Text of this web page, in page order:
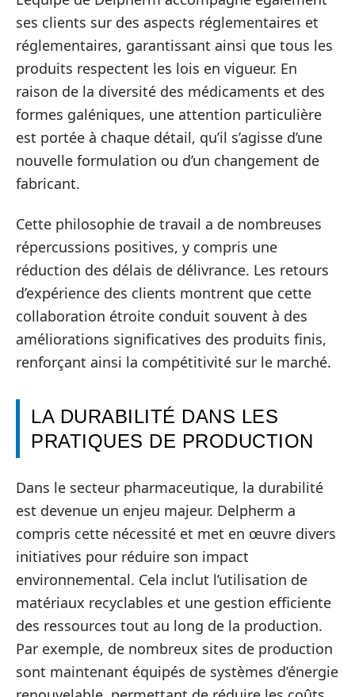
ses clients sur des aspects réglementaires et
réglementaires, garantissant ainsi que tous les
produits respectent les lois en vigueur. En
raison de la diversité des médicaments et des
formes galéniques, une attention particulière
est portée à chaque détail, qu’il s’agisse d’une
nouvelle formulation ou d’un changement de
fabricant.
Cette philosophie de travail a de nombreuses
répercussions positives, y compris une
réduction des délais de délivrance. Les retours
d’expérience des clients montrent que cette
collaboration étroite conduit souvent à des
améliorations significatives des produits finis,
renforçant ainsi la compétitivité sur le marché.
LA DURABILITÉ DANS LES
PRATIQUES DE PRODUCTION
Dans le secteur pharmaceutique, la durabilité
est devenue un enjeu majeur. Delpherm a
compris cette nécessité et met en œuvre divers
initiatives pour réduire son impact
environnemental. Cela inclut l’utilisation de
matériaux recyclables et une gestion efficiente
des ressources tout au long de la production.
Par exemple, de nombreux sites de production
sont maintenant équipés de systèmes d’énergie